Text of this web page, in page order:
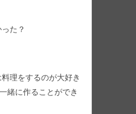
た？
理をするのが大好き
緒に作ることができ